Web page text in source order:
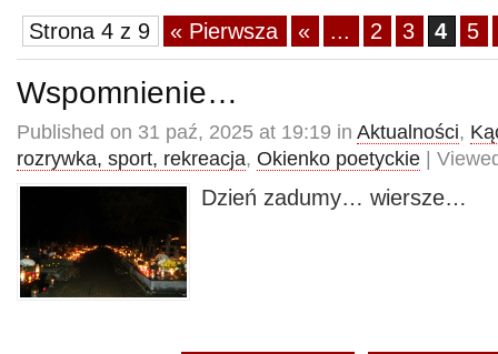
Strona 4 z 9 « Pierwsza « ... 2 3 4 5
Wspomnienie…
Published on 31 paź, 2025 at 19:19 in Aktualności,
rozrywka, sport, rekreacja, Okienko poetyckie |
Dzień zadumy… wiersze…